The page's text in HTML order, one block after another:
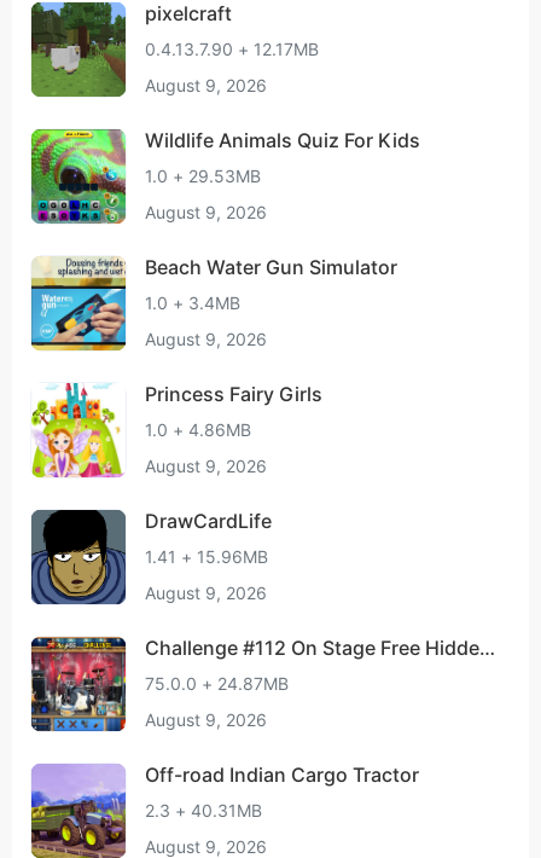
pixelcraft
0.4.13.7.90 + 12.17MB
August 9, 2026
Wildlife Animals Quiz For Kids
1.0 + 29.53MB
August 9, 2026
Beach Water Gun Simulator
1.0 + 3.4MB
August 9, 2026
Princess Fairy Girls
1.0 + 4.86MB
August 9, 2026
DrawCardLife
1.41 + 15.96MB
August 9, 2026
Challenge #112 On Stage Free Hidden
Objects Games
75.0.0 + 24.87MB
August 9, 2026
Off-road Indian Cargo Tractor
2.3 + 40.31MB
August 9, 2026